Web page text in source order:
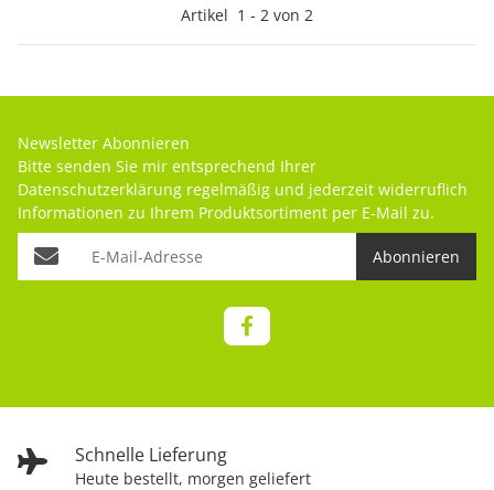
Artikel 1 - 2 von 2
Schnelle Lieferung
Heute bestellt, morgen geliefert
Newsletter Abonnieren
Bitte senden Sie mir entsprechend Ihrer
Datenschutzerklärung regelmäßig und jederzeit widerruflich
Informationen zu Ihrem Produktsortiment per E-Mail zu.
Abonnieren